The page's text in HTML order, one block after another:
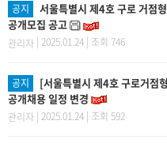
공지
서울특별시 제4호 구로 거점
공개모집 공고
관리자 | 2025.01.24 | 조회 746
공지
[서울특별시 제4호 구로거점
공개채용 일정 변경
관리자 | 2025.01.24 | 조회 592